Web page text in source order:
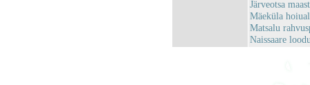
Järveotsa
Mäeküla
Matsalu
Naissaare